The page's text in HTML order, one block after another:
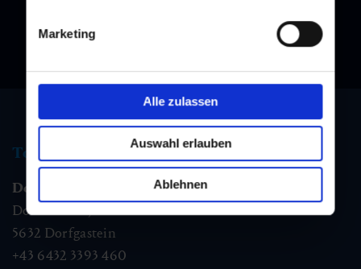
Marketing
Alle zulassen
Auswahl erlauben
Ablehnen
Tourismus Information
Dorfgastein
Dorfstraße 1,
5632 Dorfgastein
+43 6432 3393 460